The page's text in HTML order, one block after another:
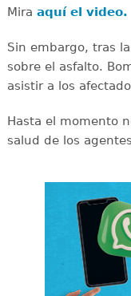
Mira aquí el video.
Sin embargo, tras
sobre el asfalto.
asistir a los
Hasta el momento
salud de los